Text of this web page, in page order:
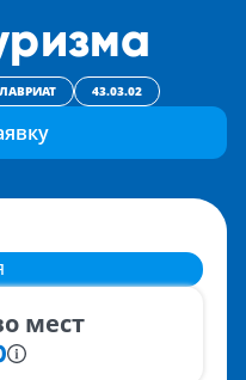
43.03.02
мест